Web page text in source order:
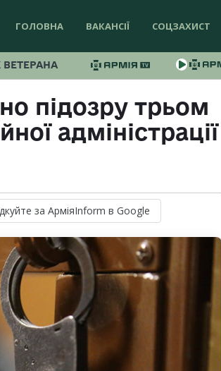
ГОЛОВНА ВАКАНСІЇ СОЦЗАХИСТ
підозру трьом
адміністрації
за АрміяInform в Google